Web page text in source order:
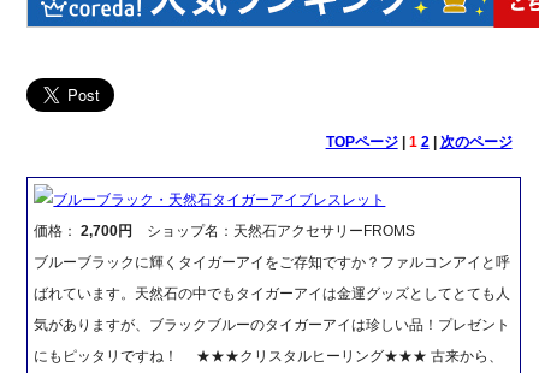
TOPページ| 1 2| 次のページ
ブルーブラック・天然石タイガーアイブレスレット
価格：2,700円
ショップ名：天然石アクセサリーFROMS
ブルーブラックに輝くタイガーアイをご存知ですか？ファルコンアイと呼
ばれています。天然石の中でもタイガーアイは金運グッズとしてとても人
気がありますが、ブラックブルーのタイガーアイは珍しい品！プレゼント
にもピッタリですね！ ★★★クリスタルヒーリング★★★ 古来から、